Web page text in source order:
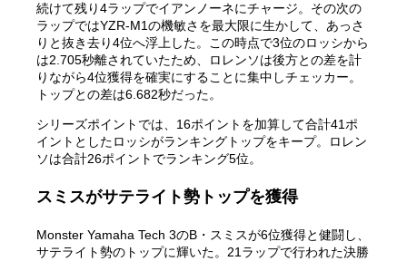
続けて残り4ラップでイアンノーネにチャージ。その次の
ラップではYZR-M1の機敏さを最大限に生かして、あっさ
りと抜き去り4位へ浮上した。この時点で3位のロッシから
は2.705秒離されていたため、ロレンソは後方との差を計
りながら4位獲得を確実にすることに集中しチェッカー。
トップとの差は6.682秒だった。
シリーズポイントでは、16ポイントを加算して合計41ポ
イントとしたロッシがランキングトップをキープ。ロレン
ソは合計26ポイントでランキング5位。
スミスがサテライト勢トップを獲得
Monster Yamaha Tech 3のB・スミスが6位獲得と健闘し、
サテライト勢のトップに輝いた。21ラップで行われた決勝